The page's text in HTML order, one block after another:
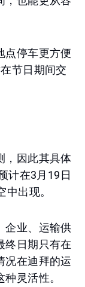
点停车更方便
节日期间交
，因此其具体
计在3月19日
出现。
企业、运输供
终日期只有在
况在迪拜的运
灵活性。